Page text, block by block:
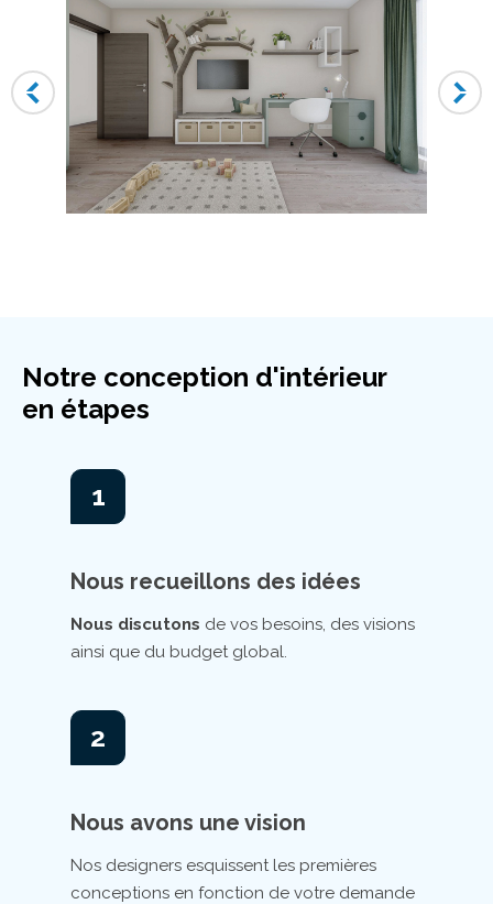
Notre conception d'intérieur
en étapes
1
Nous recueillons des idées
Nous discutons de vos besoins, des visions
ainsi que du budget global.
2
Nous avons une vision
Nos designers esquissent les premières
conceptions en fonction de votre demande